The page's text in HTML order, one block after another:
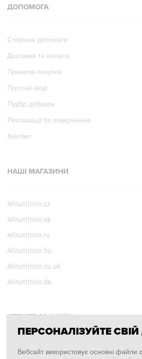
ДОПОМОГА
Сторінка допомоги
Доставка та оплата
Правила покупок
Поточні акції
Підбір добавок
Рекламації та повернення
Контакт
НАШІ МАГАЗИНИ
Allnutrition.cz
Allnutrition.sk
Allnutrition.ro
Allnutrition.hu
Allnutrition.co.uk
Allnutrition.de
СТЕЖТЕ ЗА НАМИ
Facebook
ПЕРСОНАЛІЗУЙТЕ
Вебсайт використовує основні файли